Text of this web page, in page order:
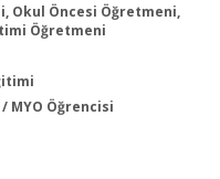
Okul Öncesi Öğretmeni,
Öğretmeni
MYO Öğrencisi